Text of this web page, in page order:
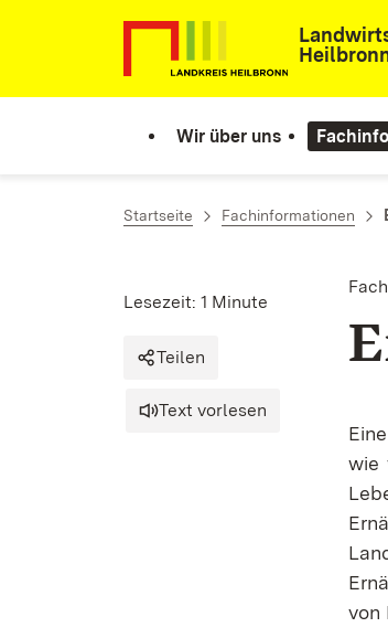
Zum Inhalt springen
Wir über uns
Startseite Fachinformationen
Lesezeit: 1 Minute
Teilen
Text vorlesen
wie
von